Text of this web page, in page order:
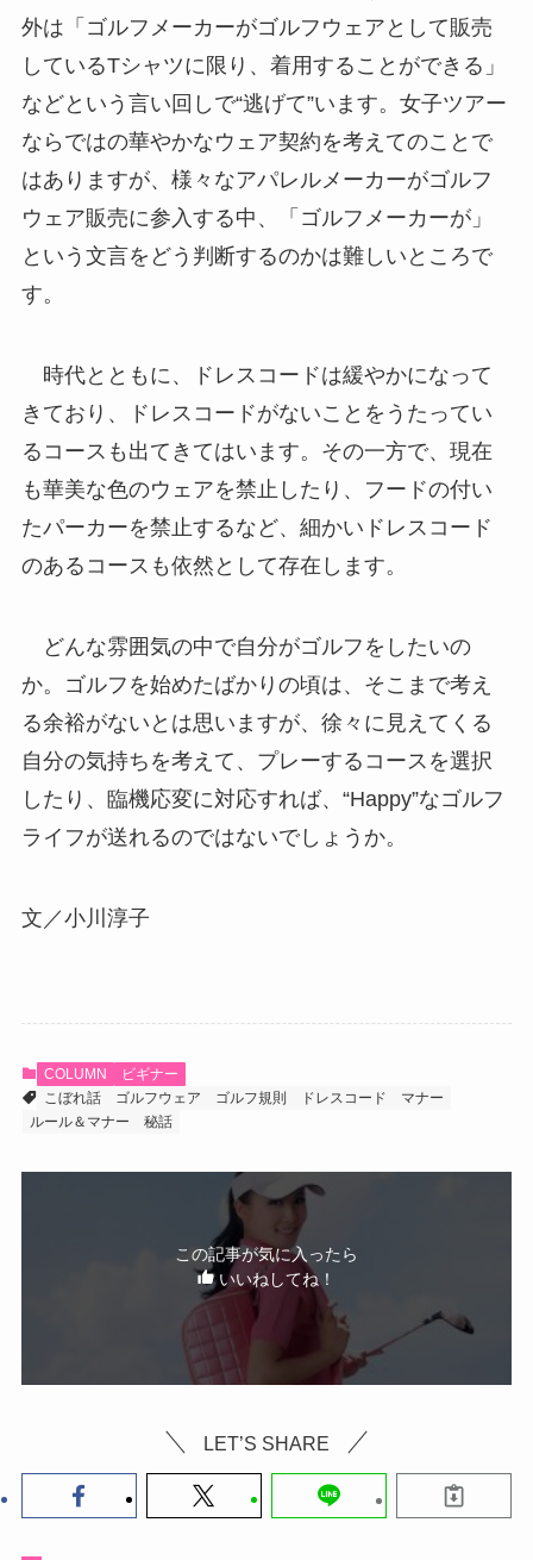
外は「ゴルフメーカーがゴルフウェアとして販売
しているTシャツに限り、着用することができる」
などという言い回しで“逃げて”います。女子ツアー
ならではの華やかなウェア契約を考えてのことで
はありますが、様々なアパレルメーカーがゴルフ
ウェア販売に参入する中、「ゴルフメーカーが」
という文言をどう判断するのかは難しいところで
す。
時代とともに、ドレスコードは緩やかになって
きており、ドレスコードがないことをうたってい
るコースも出てきてはいます。その一方で、現在
も華美な色のウェアを禁止したり、フードの付い
たパーカーを禁止するなど、細かいドレスコード
のあるコースも依然として存在します。
どんな雰囲気の中で自分がゴルフをしたいの
か。ゴルフを始めたばかりの頃は、そこまで考え
る余裕がないとは思いますが、徐々に見えてくる
自分の気持ちを考えて、プレーするコースを選択
したり、臨機応変に対応すれば、“Happy”なゴルフ
ライフが送れるのではないでしょうか。
文／小川淳子
COLUMN
ビギナー
こぼれ話
ゴルフウェア ゴルフ規則 ドレスコード
マナー
ルール＆マナー
秘話
この記事が気に入ったら
いいねしてね！
LET’S SHARE